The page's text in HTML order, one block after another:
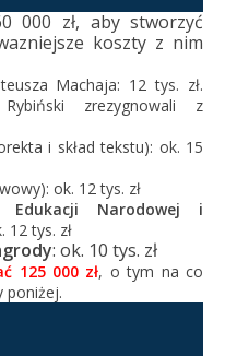
000 zł, aby stworzyć
koszty z nim
Machaja: 12 tys. zł.
zrezygnowali z
i skład tekstu): ok. 15
ok. 12 tys. zł
Edukacji Narodowej i
12 tys. zł
: ok. 10 tys. zł
125 000 zł, o tym na co
poniżej.